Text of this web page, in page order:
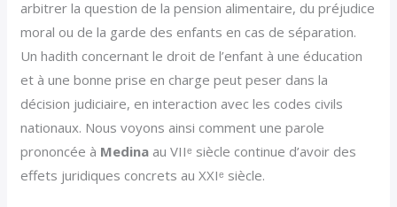
arbitrer la question de la pension alimentaire, du préjudice
moral ou de la garde des enfants en cas de séparation.
Un hadith concernant le droit de l’enfant à une éducation
et à une bonne prise en charge peut peser dans la
décision judiciaire, en interaction avec les codes civils
nationaux. Nous voyons ainsi comment une parole
prononcée à Medina au VIIᵉ siècle continue d’avoir des
effets juridiques concrets au XXIᵉ siècle.